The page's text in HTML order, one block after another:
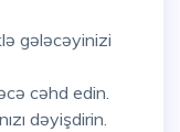
gələcəyinizi
cəhd edin.
dəyişdirin.